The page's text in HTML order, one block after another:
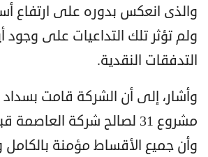
والذى انعكس بدوره على ارتفاع
ولم تؤثر تلك التداعيات على
التدفقات النقدية.
وأشار، إلى أن الشركة قامت
مشروع 31 لصالح شركة
وأن جميع الأقساط مؤمنة بالكامل